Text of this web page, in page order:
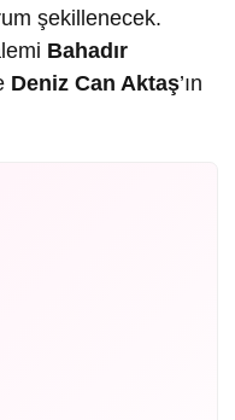
şekillenecek.
Bahadır
Deniz Can Aktaş’ın